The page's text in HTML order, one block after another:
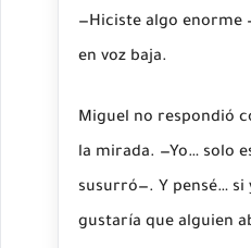
—Hiciste algo enorme
en voz baja.
Miguel no respondió
la mirada. —Yo… solo
susurró—. Y pensé… si
gustaría que alguien